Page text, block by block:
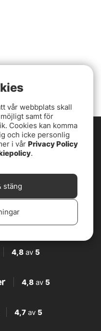
4,8av 5
4,8 av 5
4,7 av 5
vår webbplats skall
samt för
Cookies kan komma
och icke personlig
i vår Privacy Policy
.
stäng